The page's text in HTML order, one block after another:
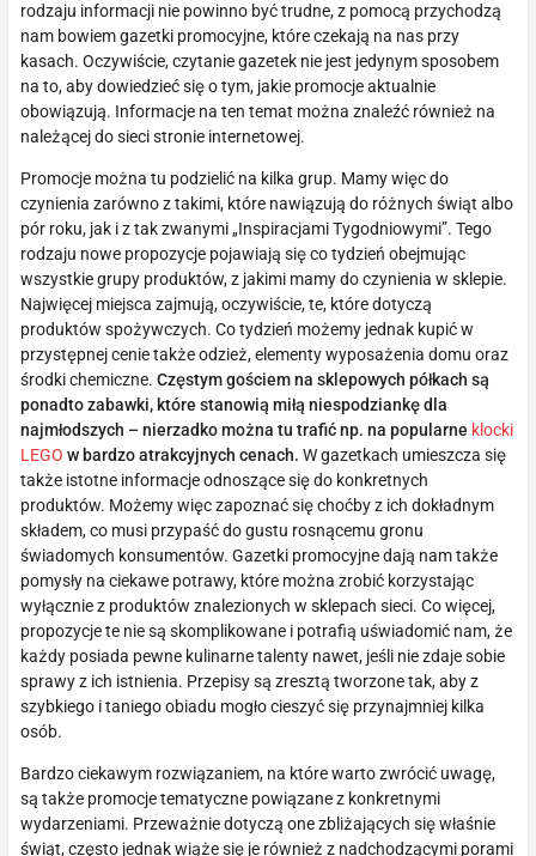
rodzaju informacji nie powinno być trudne, z pomocą przychodzą
nam bowiem gazetki promocyjne, które czekają na nas przy
kasach. Oczywiście, czytanie gazetek nie jest jedynym sposobem
na to, aby dowiedzieć się o tym, jakie promocje aktualnie
obowiązują. Informacje na ten temat można znaleźć również na
należącej do sieci stronie internetowej.
Promocje można tu podzielić na kilka grup. Mamy więc do
czynienia zarówno z takimi, które nawiązują do różnych świąt albo
pór roku, jak i z tak zwanymi „Inspiracjami Tygodniowymi”. Tego
rodzaju nowe propozycje pojawiają się co tydzień obejmując
wszystkie grupy produktów, z jakimi mamy do czynienia w sklepie.
Najwięcej miejsca zajmują, oczywiście, te, które dotyczą
produktów spożywczych. Co tydzień możemy jednak kupić w
przystępnej cenie także odzież, elementy wyposażenia domu oraz
środki chemiczne. Częstym gościem na sklepowych półkach są
ponadto zabawki, które stanowią miłą niespodziankę dla
najmłodszych – nierzadko można tu trafić np. na popularne klocki
LEGO w bardzo atrakcyjnych cenach. W gazetkach umieszcza się
także istotne informacje odnoszące się do konkretnych
produktów. Możemy więc zapoznać się choćby z ich dokładnym
składem, co musi przypaść do gustu rosnącemu gronu
świadomych konsumentów. Gazetki promocyjne dają nam także
pomysły na ciekawe potrawy, które można zrobić korzystając
wyłącznie z produktów znalezionych w sklepach sieci. Co więcej,
propozycje te nie są skomplikowane i potrafią uświadomić nam, że
każdy posiada pewne kulinarne talenty nawet, jeśli nie zdaje sobie
sprawy z ich istnienia. Przepisy są zresztą tworzone tak, aby z
szybkiego i taniego obiadu mogło cieszyć się przynajmniej kilka
osób.
Bardzo ciekawym rozwiązaniem, na które warto zwrócić uwagę,
są także promocje tematyczne powiązane z konkretnymi
wydarzeniami. Przeważnie dotyczą one zbliżających się właśnie
świąt, często jednak wiąże się je również z nadchodzącymi porami